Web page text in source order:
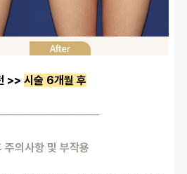
>> 시술 6개월 후
주의사항 및 부작용